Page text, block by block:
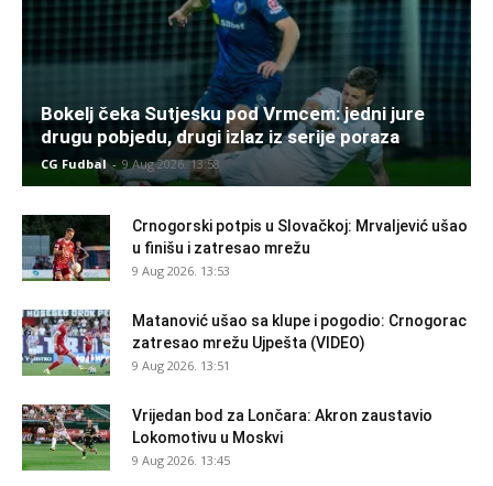
Bokelj čeka Sutjesku pod Vrmcem: jedni jure
drugu pobjedu, drugi izlaz iz serije poraza
CG Fudbal - 9 Aug 2026. 13:58
Crnogorski potpis u Slovačkoj: Mrvaljević ušao
u finišu i zatresao mrežu
9 Aug 2026. 13:53
Matanović ušao sa klupe i pogodio: Crnogorac
zatresao mrežu Ujpešta (VIDEO)
9 Aug 2026. 13:51
Vrijedan bod za Lončara: Akron zaustavio
Lokomotivu u Moskvi
9 Aug 2026. 13:45